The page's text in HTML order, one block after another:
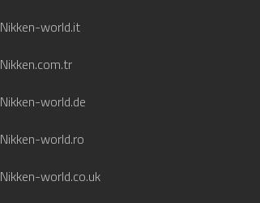
Nikken-world.it
Nikken.com.tr
Nikken-world.de
Nikken-world.ro
Nikken-world.co.uk